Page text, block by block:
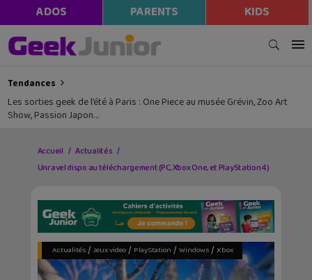
ADOS PARENTS KIDS
Tendances
Les sorties geek de l’été à Paris : One Piece au musée Grévin, Zoo Art
Show, Passion Japon…
Accueil
Actualités
Unravel dispo au téléchargement (PC, Xbox One, et PlayStation 4)
Actualités/ Jeux video/ PlayStation / Windows/ Xbox